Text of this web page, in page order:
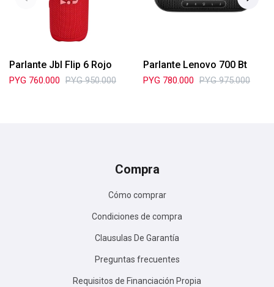
Parlante Jbl Flip 6 Rojo
PYG 760.000 PYG 950.000
Parlante Lenovo 700 Bt
PYG 780.000 PYG 975.000
Compra
Cómo comprar
Condiciones de compra
Clausulas De Garantía
Preguntas frecuentes
Requisitos de Financiación Propia